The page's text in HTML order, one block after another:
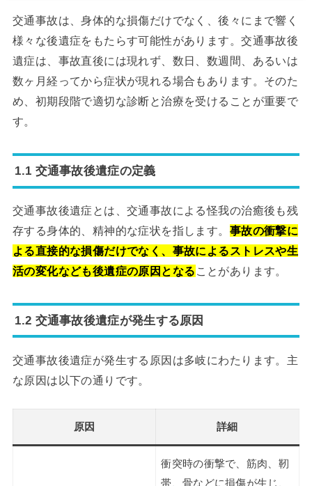
交通事故は、身体的な損傷だけでなく、後々にまで響く
様々な後遺症をもたらす可能性があります。交通事故後
遺症は、事故直後には現れず、数日、数週間、あるいは
数ヶ月経ってから症状が現れる場合もあります。そのた
め、初期段階で適切な診断と治療を受けることが重要で
す。
1.1 交通事故後遺症の定義
交通事故後遺症とは、交通事故による怪我の治癒後も残
存する身体的、精神的な症状を指します。 事故の衝撃に
よる直接的な損傷だけでなく、事故によるストレスや生
活の変化なども後遺症の原因となる ことがあります。
1.2 交通事故後遺症が発生する原因
交通事故後遺症が発生する原因は多岐にわたります。主
な原因は以下の通りです。
原因 詳細
衝突時の衝撃で、筋肉、靭
帯、骨などに損傷が生じ、